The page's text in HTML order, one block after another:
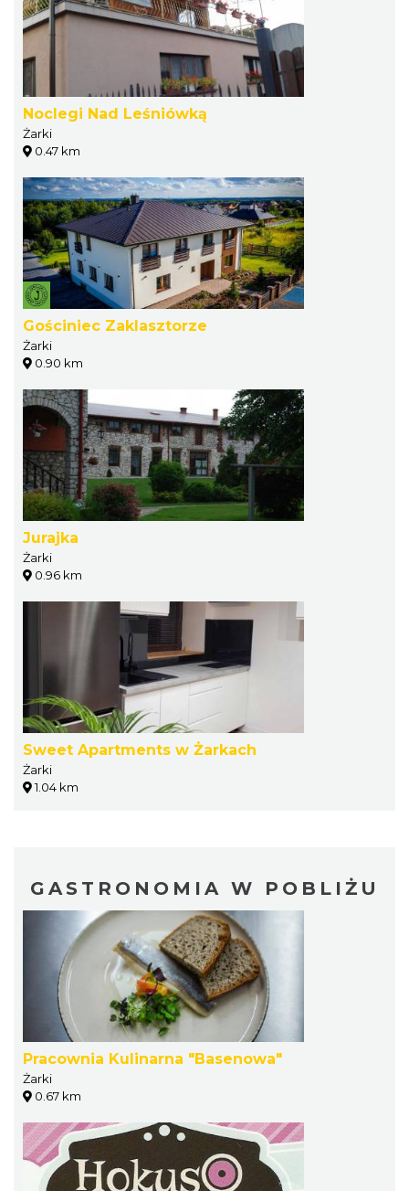
Noclegi Nad Leśniówką
Żarki
0.47 km
Gościniec Zaklasztorze
Żarki
0.90 km
Jurajka
Żarki
0.96 km
Sweet Apartments w Żarkach
Żarki
1.04 km
GASTRONOMIA W POBLIŻU
Pracownia Kulinarna "Basenowa"
Żarki
0.67 km